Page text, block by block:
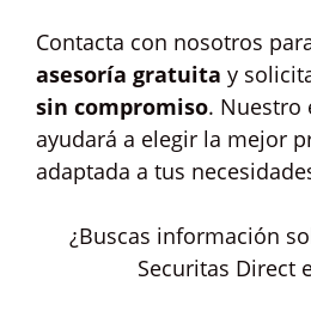
Contacta con nosotros
asesoría gratuita y
sin compromiso. Nuestro
ayudará a elegir la mejor
adaptada a tus
¿Buscas información
Securitas Direct